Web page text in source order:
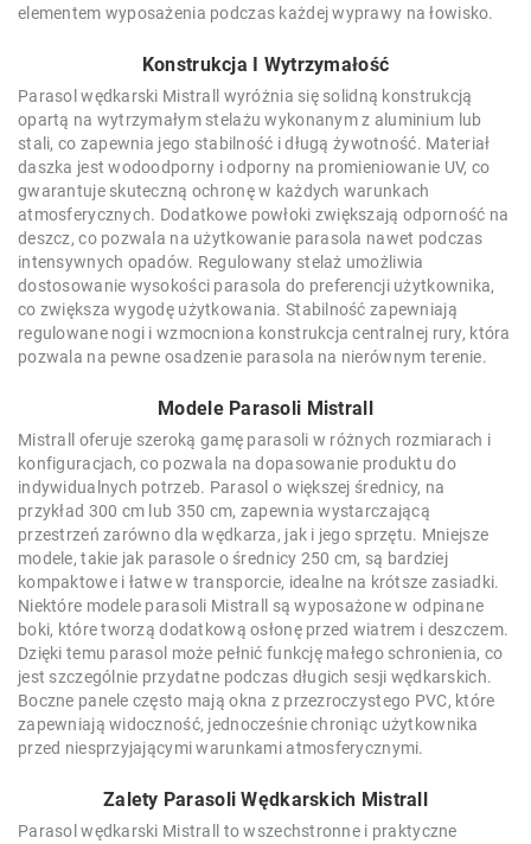
elementem wyposażenia podczas każdej wyprawy na łowisko.
Konstrukcja I Wytrzymałość
Parasol wędkarski Mistrall wyróżnia się solidną konstrukcją
opartą na wytrzymałym stelażu wykonanym z aluminium lub
stali, co zapewnia jego stabilność i długą żywotność. Materiał
daszka jest wodoodporny i odporny na promieniowanie UV, co
gwarantuje skuteczną ochronę w każdych warunkach
atmosferycznych. Dodatkowe powłoki zwiększają odporność na
deszcz, co pozwala na użytkowanie parasola nawet podczas
intensywnych opadów. Regulowany stelaż umożliwia
dostosowanie wysokości parasola do preferencji użytkownika,
co zwiększa wygodę użytkowania. Stabilność zapewniają
regulowane nogi i wzmocniona konstrukcja centralnej rury, która
pozwala na pewne osadzenie parasola na nierównym terenie.
Modele Parasoli Mistrall
Mistrall oferuje szeroką gamę parasoli w różnych rozmiarach i
konfiguracjach, co pozwala na dopasowanie produktu do
indywidualnych potrzeb. Parasol o większej średnicy, na
przykład 300 cm lub 350 cm, zapewnia wystarczającą
przestrzeń zarówno dla wędkarza, jak i jego sprzętu. Mniejsze
modele, takie jak parasole o średnicy 250 cm, są bardziej
kompaktowe i łatwe w transporcie, idealne na krótsze zasiadki.
Niektóre modele parasoli Mistrall są wyposażone w odpinane
boki, które tworzą dodatkową osłonę przed wiatrem i deszczem.
Dzięki temu parasol może pełnić funkcję małego schronienia, co
jest szczególnie przydatne podczas długich sesji wędkarskich.
Boczne panele często mają okna z przezroczystego PVC, które
zapewniają widoczność, jednocześnie chroniąc użytkownika
przed niesprzyjającymi warunkami atmosferycznymi.
Zalety Parasoli Wędkarskich Mistrall
Parasol wędkarski Mistrall to wszechstronne i praktyczne